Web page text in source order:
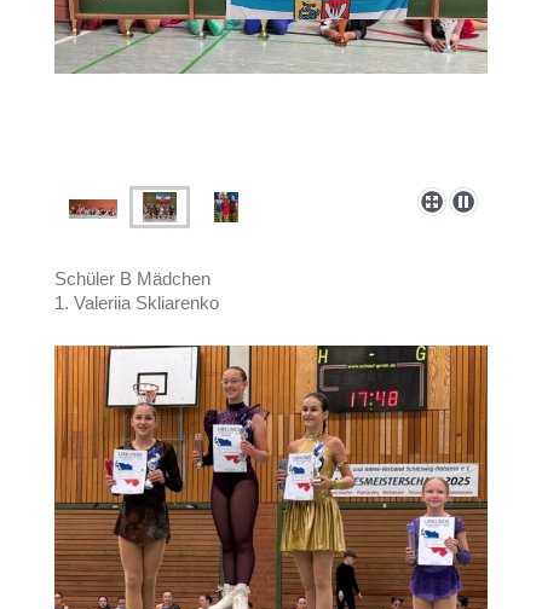
Schüler B Mädchen
1. Valeriia Skliarenko